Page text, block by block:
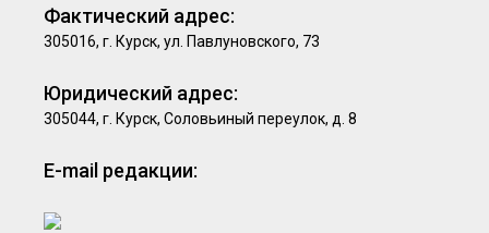
Фактический адрес:
305016, г. Курск, ул. Павлуновского, 73
Юридический адрес:
305044, г. Курск, Соловьиный переулок, д. 8
E-mail редакции: